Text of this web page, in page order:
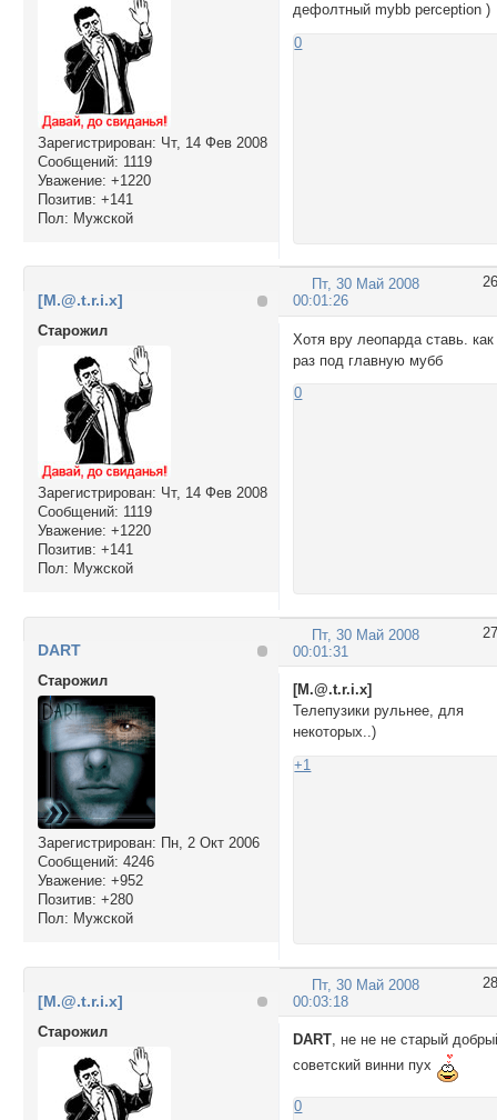
Зарегистрирован: Чт, 14 Фев 2008
Сообщений: 1119
Уважение: +1220
Позитив: +141
Пол: Мужской
дефолтный mybb perception )
0
26
Пт, 30 Май 2008
00:01:26
[M.@.t.r.i.x]
Cтарожил
Зарегистрирован: Чт, 14 Фев 2008
Сообщений: 1119
Уважение: +1220
Позитив: +141
Пол: Мужской
Хотя вру леопарда ставь. как
раз под главную мубб
0
27
Пт, 30 Май 2008
00:01:31
DART
Cтарожил
Зарегистрирован: Пн, 2 Окт 2006
Сообщений: 4246
Уважение: +952
Позитив: +280
Пол: Мужской
[M.@.t.r.i.x]
Телепузики рульнее, для
некоторых..)
+1
28
Пт, 30 Май 2008
00:03:18
[M.@.t.r.i.x]
Cтарожил
DART, не не не старый
советский винни пух
0